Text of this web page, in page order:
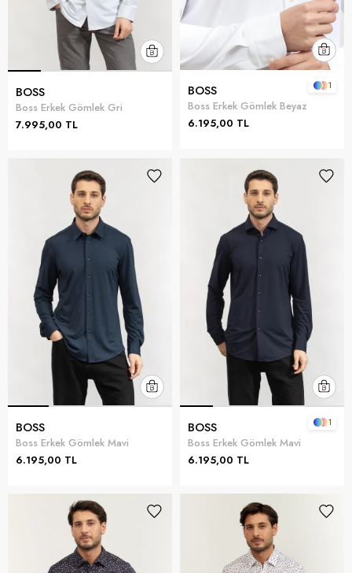
BOSS
Boss Erkek Gömlek Gri
7.995,00 TL
BOSS
Boss Erkek Gömlek Beyaz
6.195,00 TL
1
BOSS
Boss Erkek Gömlek Mavi
6.195,00 TL
BOSS
Boss Erkek Gömlek Mavi
6.195,00 TL
1